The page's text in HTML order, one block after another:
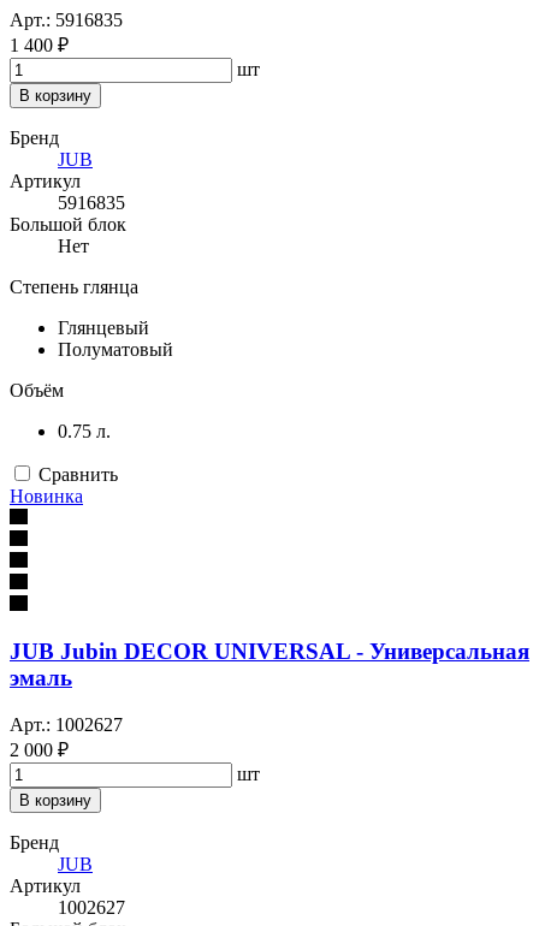
Арт.: 5916835
1 400 ₽
шт
В корзину
Бренд
JUB
Артикул
5916835
Большой блок
Нет
Степень глянца
Глянцевый
Полуматовый
Объём
0.75 л.
Сравнить
Новинка
JUB Jubin DECOR UNIVERSAL - Универсальная
эмаль
Арт.: 1002627
2 000 ₽
шт
В корзину
Бренд
JUB
Артикул
1002627